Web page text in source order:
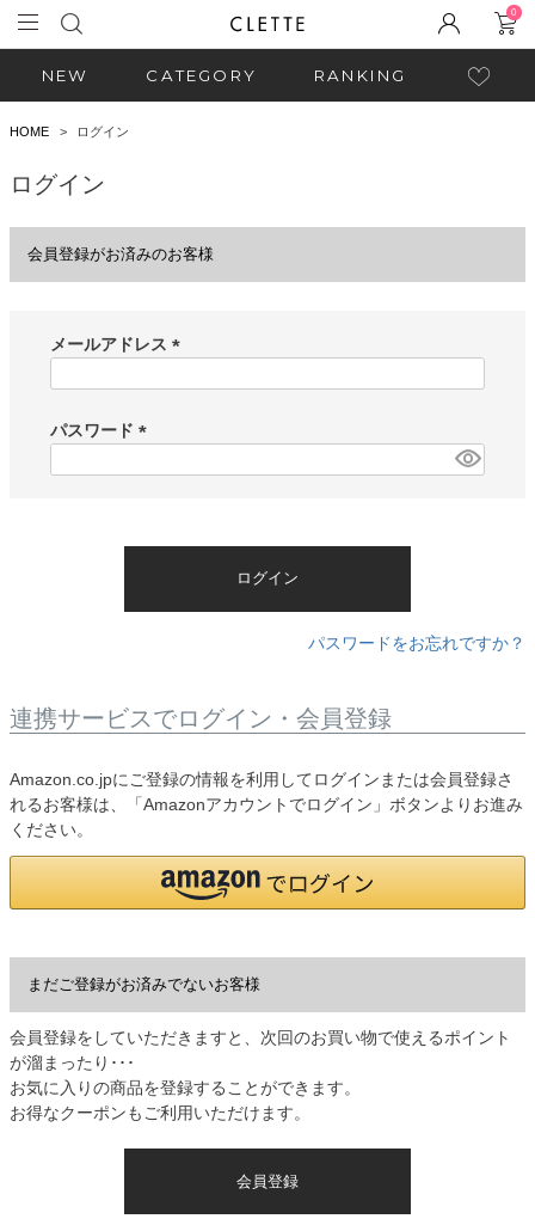
0
NEW CATEGORY RANKING
HOME ログイン
ログイン
会員登録がお済みのお客様
メールアドレス
)
パスワード
ログイン
パスワードをお忘れですか？
連携サービスでログイン・会員登録
Amazon.co.jpにご登録の情報を利用してログインまたは会員登録さ
れるお客様は、「Amazonアカウントでログイン」ボタンよりお進み
ください。
まだご登録がお済みでないお客様
会員登録をしていただきますと、次回のお買い物で使えるポイント
が溜まったり･･･
お気に入りの商品を登録することができます。
お得なクーポンもご利用いただけます。
会員登録